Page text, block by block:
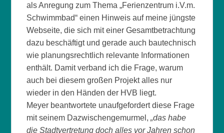
als Anregung zum Thema „Ferienzentrum i.V.m.
Schwimmbad“ einen Hinweis auf meine jüngste
Webseite, die sich mit einer Gesamtbetrachtung
dazu beschäftigt und gerade auch bautechnisch
wie planungsrechtlich relevante Informationen
enthält. Damit verband ich die Frage, warum
auch bei diesem großen Projekt alles nur
wieder in den Händen der HVB liegt.
Meyer beantwortete unaufgefordert diese Frage
mit seinem Dazwischengemurmel,„das habe
die Stadtvertretung doch alles vor Jahren schon